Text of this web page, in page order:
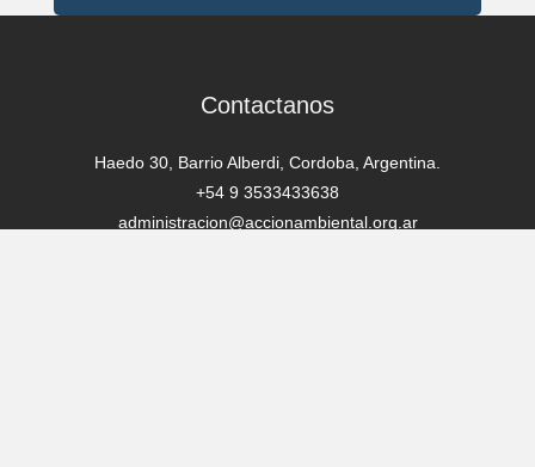
Contactanos
Haedo 30, Barrio Alberdi, Cordoba, Argentina.
+54 9 3533433638
administracion@accionambiental.org.ar